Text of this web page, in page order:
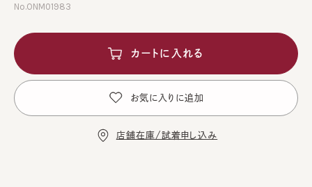
No.ONM01983
カートに入れる
お気に入りに追加
店舗在庫/試着申し込み